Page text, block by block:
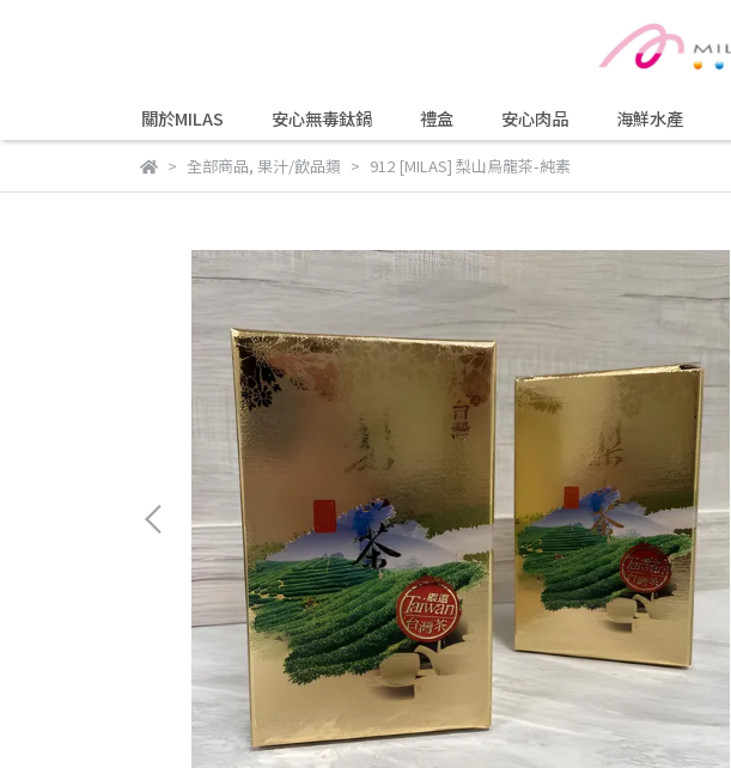
關於MILAS 安心無毒鈦鍋 禮盒 安心肉品 海鮮水產
全部商品, 果汁/飲品類 912 [MILAS] 梨山烏龍茶-純素